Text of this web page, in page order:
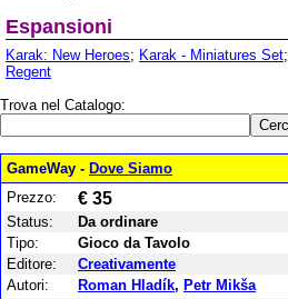
Espansioni
Karak: New Heroes; Karak - Miniatures Set;
Regent
Trova nel Catalogo:
GameWay - Dove Siamo
Prezzo:
€ 35
Status:
Da ordinare
Tipo:
Gioco da Tavolo
Editore:
Creativamente
Autori:
Roman Hladík, Petr Mikša